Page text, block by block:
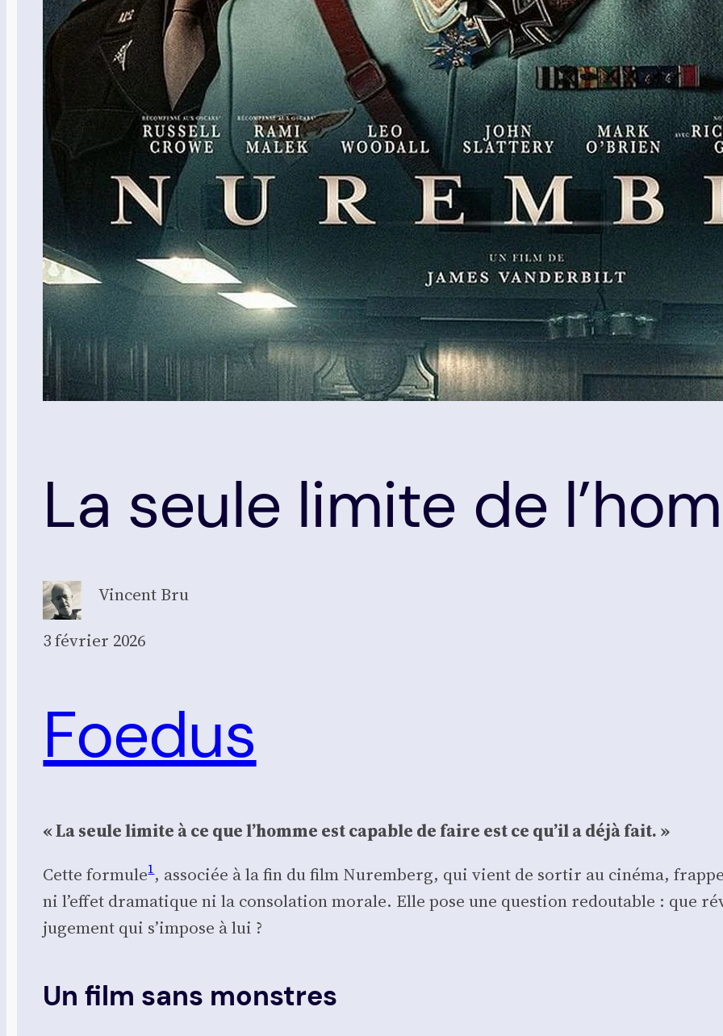
La seule limite de
Vincent Bru
3 février 2026
Foedus
« La seule limite à ce que l’homme est capable de faire est ce qu’il a déjà fait. »
Cette for­mule1, asso­ciée à la fin du film Nurem­berg, qui vient de sor­tir au ciné­ma,
ni l’effet dra­ma­tique ni la conso­la­tion morale. Elle pose une ques­tion redou­table : que
juge­ment qui s’impose à lui ?
Un film sans monstres